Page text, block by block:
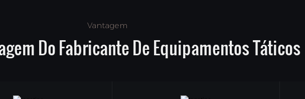
Vantagem
Do Fabricante De Equipamentos Táticos